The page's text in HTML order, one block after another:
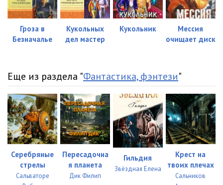
025 05:36
026
028
029 09:14
030 13:11
031 16:12
032 12:29
033 08:52
Гроза в
Безначалье
Кукольных
дел мастер
Кукольник
Мессия
очищает диск
Еще из раздела "Фантастика, фэнтези"
Серебряные
стрелы
Сальваторе
Пересадочна
я планета
Дик Филип
Гильдия
Звёздная Елена
Крест на
твоих плечах
Сальников